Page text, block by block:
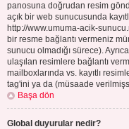
panosuna doğrudan resim
açık bir web sunucusunda
http://www.umuma-acik-
bir resme bağlantı vermeniz
sunucu olmadığı sürece).
ulaşılan resimlere bağlantı
mailboxlarında vs. kayıtlı
tag'ini ya da (müsaade
Başa dön
Global duyurular nedir?